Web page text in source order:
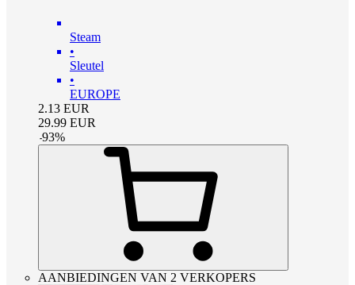
Steam
•
Sleutel
•
EUROPE
2.13 EUR
29.99 EUR
-93%
AANBIEDINGEN VAN 2 VERKOPERS